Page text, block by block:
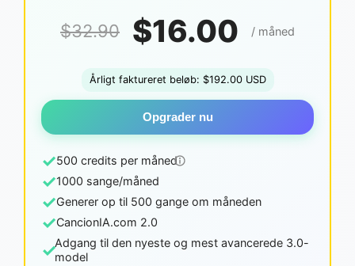
$32.90 $16.00 / måned
Årligt faktureret beløb: $192.00 USD
Opgrader nu
✓500 credits per måned
✓1000 sange/måned
✓Generer op til 500 gange om måneden
✓CancionIA.com 2.0
✓Adgang til den nyeste og mest avancerede 3.0-
model